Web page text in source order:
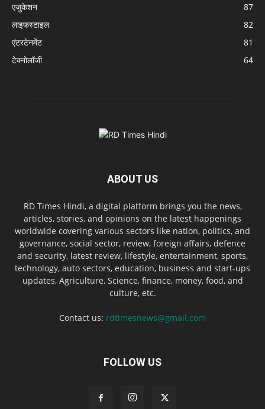
एजुकेशन
87
लाइफस्टाइल
82
एंटरटेनमेंट
81
टेक्नोलॉजी
64
ABOUT US
RD Times Hindi, a digital platform brings you the news,
articles, stories, and opinions on the latest happenings
worldwide covering various sectors like nation, politics, and
governance, social sector, review, foreign affairs, defence
and security, latest review, lifestyle, entertainment, sports,
technology, auto sectors, education, business and start-ups
updates, Agriculture, Science, finance, money, food, and
culture, etc.
Contact us: rdtimesnews@gmail.com
FOLLOW US